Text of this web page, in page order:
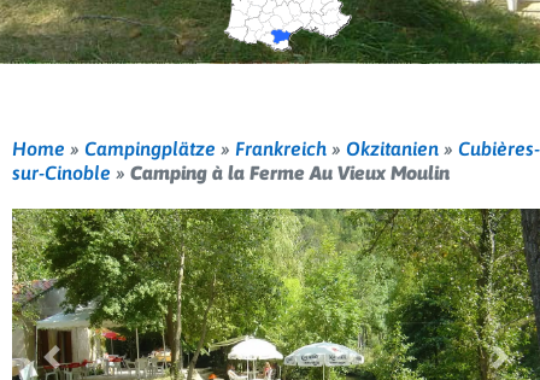
Home » Campingplätze » Frankreich » Okzitanien » Cubières-
sur-Cinoble » Camping à la Ferme Au Vieux Moulin
Vorherige